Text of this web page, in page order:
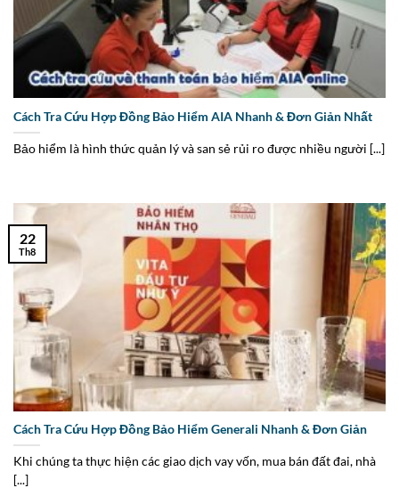
Cách Tra Cứu Hợp Đồng Bảo Hiểm AIA Nhanh & Đơn Giản Nhất
Bảo hiểm là hình thức quản lý và san sẻ rủi ro được nhiều người [...]
Cách Tra Cứu Hợp Đồng Bảo Hiểm Generali Nhanh & Đơn Giản
Khi chúng ta thực hiện các giao dịch vay vốn, mua bán đất đai, nhà
[...]
22
Th8